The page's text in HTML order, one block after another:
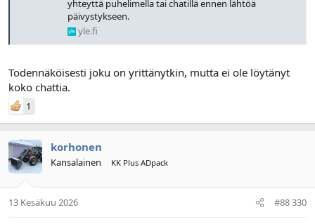
yhteyttä puhelimella tai chatillä ennen lähtöä
päivystykseen.
yle.fi
Todennäköisesti joku on yrittänytkin, mutta ei ole löytänyt
koko chattia.
1
korhonen
Kansalainen KK Plus ADpack
13 Kesäkuu 2026 #88 330